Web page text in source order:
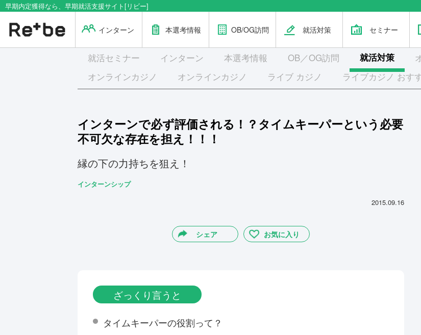
早期内定獲得なら、早期就活支援サイト[リビー]
インターン 本選考情報 OB/OG訪問 就活対策 セミナー
就活セミナー インターン 本選考情報 OB／OG訪問 就活対策
オンラインカジノ
オンラインカジノ ライブ カジノ ライブカジノ おす
インターンで必ず評価される！？タイムキーパーという必要
不可欠な存在を担え！！！
縁の下の力持ちを狙え！
インターンシップ
2015.09.16
シェア お気に入り
ざっくり言うと
タイムキーパーの役割って？